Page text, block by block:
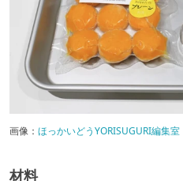
画像： ほっかいどうYORISUGURI編集室
材料